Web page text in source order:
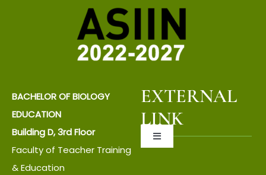
BACHELOR OF BIOLOGY
EDUCATION
Building D, 3rd Floor
Faculty of Teacher Training
& Education
EXTERNAL
LINK
Toggle
About UNS